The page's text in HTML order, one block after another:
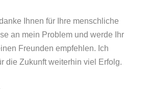
Ihnen für Ihre menschliche
an mein Problem und werde Ihr
Freunden empfehlen. Ich
die Zukunft weiterhin viel Erfolg.